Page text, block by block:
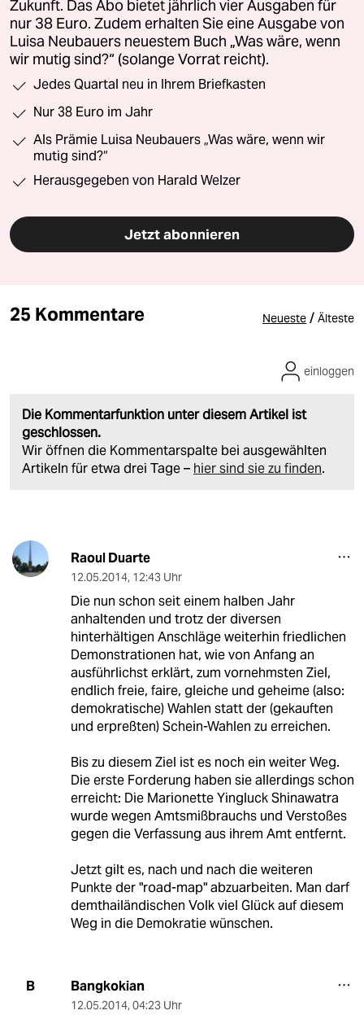
Zukunft. Das Abo bietet jährlich vier Ausgaben für
nur 38 Euro. Zudem erhalten Sie eine Ausgabe von
Luisa Neubauers neuestem Buch „Was wäre, wenn
wir mutig sind?“ (solange Vorrat reicht).
Jedes Quartal neu in Ihrem Briefkasten
Nur 38 Euro im Jahr
Als Prämie Luisa Neubauers „Was wäre, wenn wir
mutig sind?“
Herausgegeben von Harald Welzer
Jetzt abonnieren
25 Kommentare Neueste / Älteste
Die Kommentarfunktion unter diesem Artikel ist
geschlossen.
Wir öffnen die Kommentarspalte bei ausgewählten
Artikeln für etwa drei Tage – hier sind sie zu finden.
einloggen
Raoul Duarte
12.05.2014, 12:43 Uhr
Die nun schon seit einem halben Jahr
anhaltenden und trotz der diversen
hinterhältigen Anschläge weiterhin friedlichen
Demonstrationen hat, wie von Anfang an
ausführlichst erklärt, zum vornehmsten Ziel,
endlich freie, faire, gleiche und geheime (also:
demokratische) Wahlen statt der (gekauften
und erpreßten) Schein-Wahlen zu erreichen.
Bis zu diesem Ziel ist es noch ein weiter Weg.
Die erste Forderung haben sie allerdings schon
erreicht: Die Marionette Yingluck Shinawatra
wurde wegen Amtsmißbrauchs und Verstoßes
gegen die Verfassung aus ihrem Amt entfernt.
Jetzt gilt es, nach und nach die weiteren
Punkte der "road-map" abzuarbeiten. Man darf
demthailändischen Volk viel Glück auf diesem
Weg in die Demokratie wünschen.
B Bangkokian
12.05.2014, 04:23 Uhr